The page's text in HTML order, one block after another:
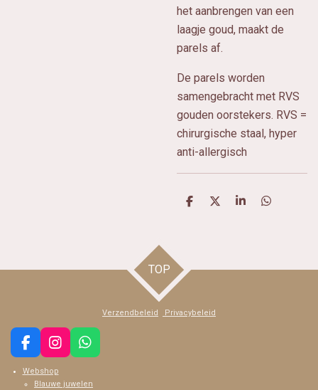
het aanbrengen van een
laagje goud, maakt de
parels af.
De parels worden
samengebracht met RVS
gouden oorstekers. RVS =
chirurgische staal, hyper
anti-allergisch
D
D
S
D
TOP
Verzendbeleid Privacybeleid
F
a
c
I
n
s
W
h
Webshop
Blauwe juwelen